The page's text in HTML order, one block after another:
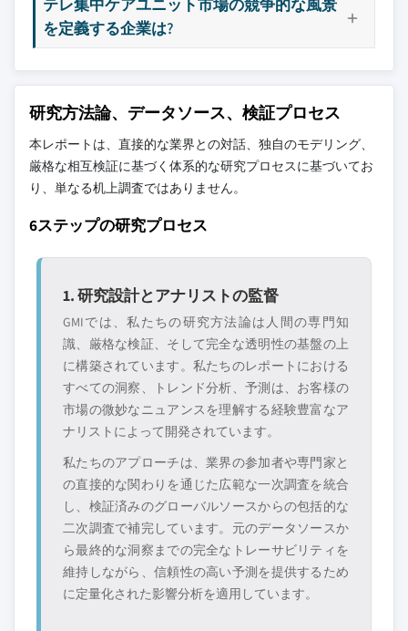
を定義する企業は?
研究方法論、データソース、検証プロセス
本レポートは、直接的な業界との対話、独自のモデリング、
厳格な相互検証に基づく体系的な研究プロセスに基づいてお
り、単なる机上調査ではありません。
6ステップの研究プロセス
1. 研究設計とアナリストの監督
GMIでは、私たちの研究方法論は人間の専門知
識、厳格な検証、そして完全な透明性の基盤の上
に構築されています。私たちのレポートにおける
すべての洞察、トレンド分析、予測は、お客様の
市場の微妙なニュアンスを理解する経験豊富なア
ナリストによって開発されています。
私たちのアプローチは、業界の参加者や専門家と
の直接的な関わりを通じた広範な一次調査を統合
し、検証済みのグローバルソースからの包括的な
二次調査で補完しています。元のデータソースか
ら最終的な洞察までの完全なトレーサビリティを
維持しながら、信頼性の高い予測を提供するため
に定量化された影響分析を適用しています。